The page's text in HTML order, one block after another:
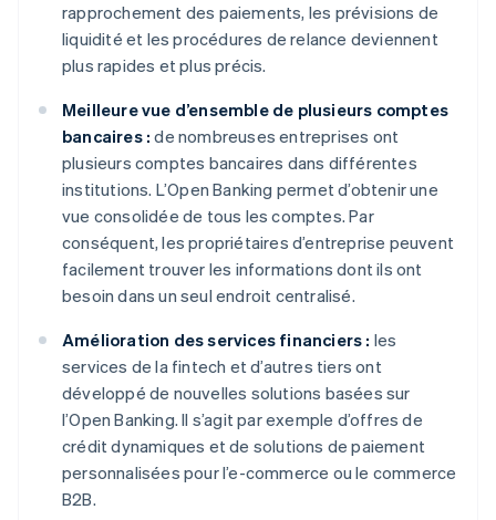
rapprochement des paiements, les prévisions de
liquidité et les procédures de relance deviennent
plus rapides et plus précis.
Meilleure vue d’ensemble de plusieurs comptes
bancaires : de nombreuses entreprises ont
plusieurs comptes bancaires dans différentes
institutions. L’Open Banking permet d’obtenir une
vue consolidée de tous les comptes. Par
conséquent, les propriétaires d’entreprise peuvent
facilement trouver les informations dont ils ont
besoin dans un seul endroit centralisé.
Amélioration des services financiers : les
services de la fintech et d’autres tiers ont
développé de nouvelles solutions basées sur
l’Open Banking. Il s’agit par exemple d’offres de
crédit dynamiques et de solutions de paiement
personnalisées pour l’e-commerce ou le commerce
B2B.